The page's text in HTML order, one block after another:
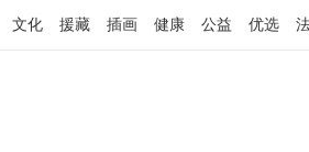
文化 援藏 插画 健康 公益 优选